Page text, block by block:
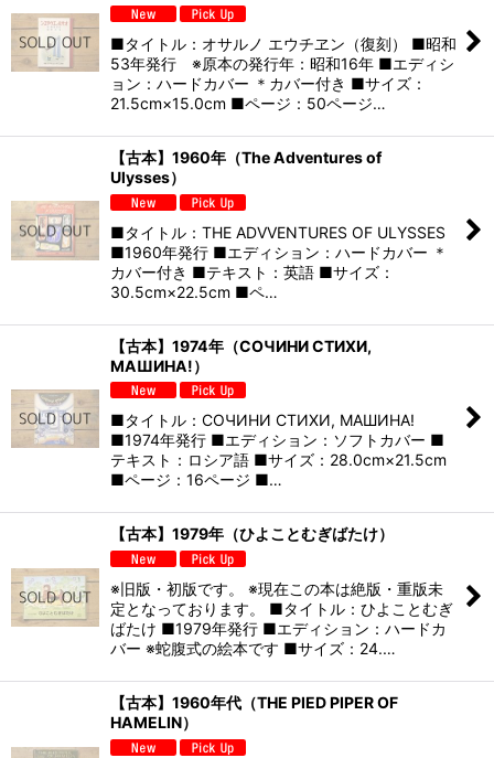
■タイトル：オサルノ エウチヱン（復刻） ■昭和
53年発行 ※原本の発行年：昭和16年 ■エディシ
ョン：ハードカバー ＊カバー付き ■サイズ：
21.5cm×15.0cm ■ページ：50ページ…
【古本】1960年（The Adventures of
Ulysses）
■タイトル：THE ADVVENTURES OF ULYSSES
■1960年発行 ■エディション：ハードカバー ＊
カバー付き ■テキスト：英語 ■サイズ：
30.5cm×22.5cm ■ペ…
【古本】1974年（СОЧИНИ СТИХИ,
МАШИНА!）
■タイトル：СОЧИНИ СТИХИ, МАШИНА!
■1974年発行 ■エディション：ソフトカバー ■
テキスト：ロシア語 ■サイズ：28.0cm×21.5cm
■ページ：16ページ ■…
【古本】1979年（ひよことむぎばたけ）
※旧版・初版です。 ※現在この本は絶版・重版未
定となっております。 ■タイトル：ひよことむぎ
ばたけ ■1979年発行 ■エディション：ハードカ
バー ※蛇腹式の絵本です ■サイズ：24.…
【古本】1960年代（THE PIED PIPER OF
HAMELIN）